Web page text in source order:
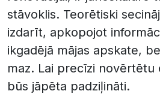
stāvoklis. Teorētiski
izdarīt, apkopojot
ikgadējā mājas apskate,
maz. Lai precīzi novērtētu
būs jāpēta padziļināti.